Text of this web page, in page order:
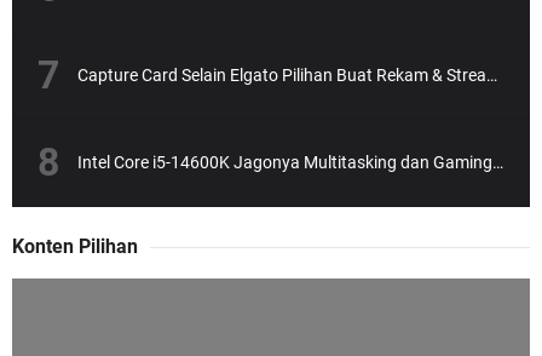
Capture Card Selain Elgato Pilihan Buat Rekam & Streaming Tanpa Ribet
Intel Core i5-14600K Jagonya Multitasking dan Gaming, Tapi Gak Bikin Dompet Bolong!
Konten Pilihan